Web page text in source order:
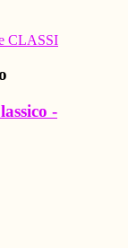
CLASSI
-